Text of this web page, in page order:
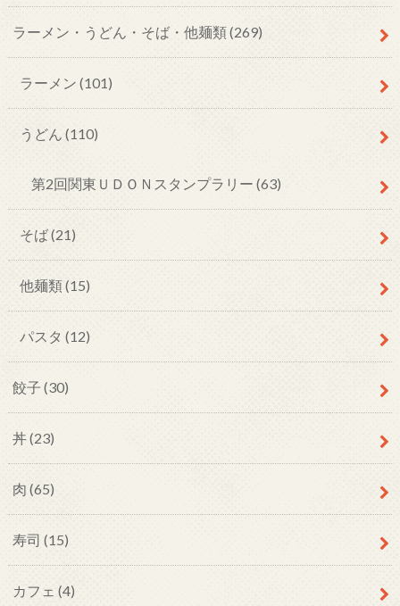
ラーメン・うどん・そば・他麺類(269)
ラーメン (101)
うどん (110)
第2回関東ＵＤＯＮスタンプラリー (63)
そば(21)
他麺類(15)
パスタ (12)
餃子 (30)
丼(23)
肉 (65)
寿司 (15)
カフェ (4)